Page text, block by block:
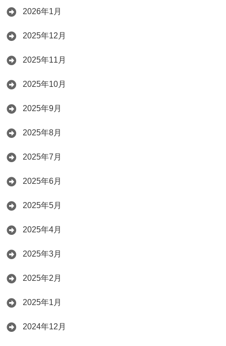
2026年1月
2025年12月
2025年11月
2025年10月
2025年9月
2025年8月
2025年7月
2025年6月
2025年5月
2025年4月
2025年3月
2025年2月
2025年1月
2024年12月